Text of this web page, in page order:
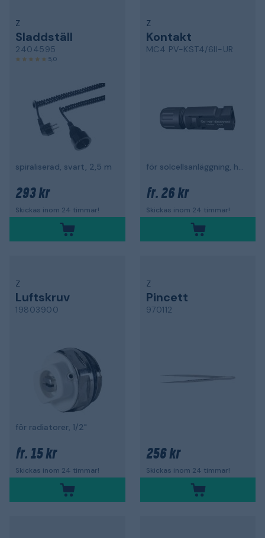
Z
Sladdställ
2404595
5,0
spiraliserad, svart, 2,5 m
293 kr
Skickas inom 24 timmar!
Z
Kontakt
MC4 PV-KST4/6II-UR
för solcellsanläggning, hane, 5,9-8,8 mm
fr. 26 kr
Skickas inom 24 timmar!
Z
Luftskruv
19803900
för radiatorer, 1/2"
fr. 15 kr
Skickas inom 24 timmar!
Z
Pincett
970112
256 kr
Skickas inom 24 timmar!